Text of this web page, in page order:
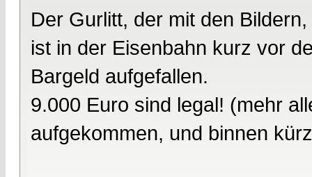
Der Gurlitt, der mit den Bildern,
ist in der Eisenbahn kurz vor
Bargeld aufgefallen.
9.000 Euro sind legal! (mehr
aufgekommen, und binnen